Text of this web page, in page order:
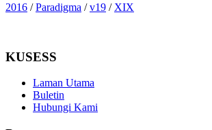
2016 / Paradigma / v19 / XIX
KUSESS
Laman Utama
Buletin
Hubungi Kami